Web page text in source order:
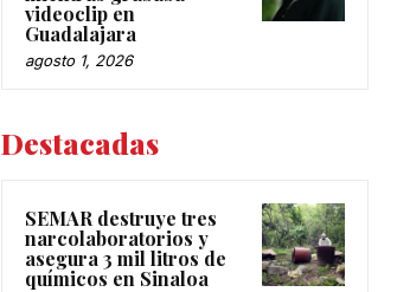
videoclip en
Guadalajara
agosto 1, 2026
Destacadas
SEMAR destruye tres
narcolaboratorios y
asegura 3 mil litros de
químicos en Sinaloa